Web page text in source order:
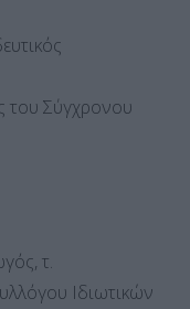
του Σύγχρονου
τ.
Ιδιωτικών